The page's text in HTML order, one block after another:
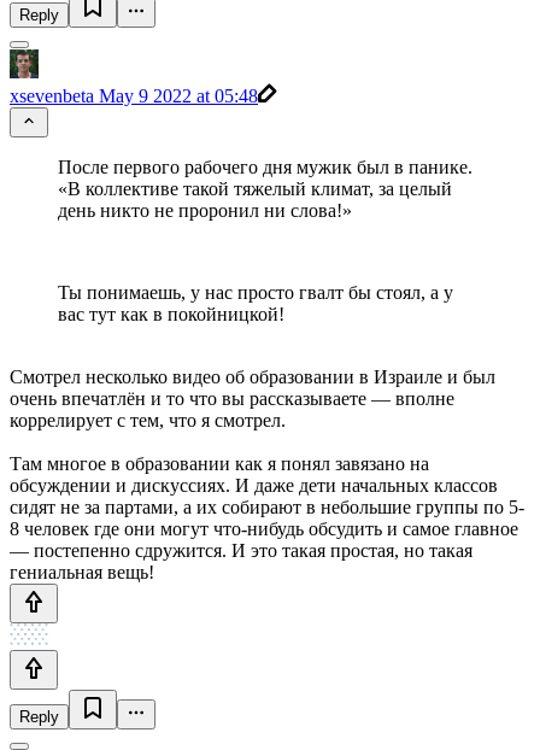
Reply
xsevenbeta May 9 2022 at 05:48
После первого рабочего дня мужик был в панике.
«В коллективе такой тяжелый климат, за целый
день никто не проронил ни слова!»
Ты понимаешь, у нас просто гвалт бы стоял, а у
вас тут как в покойницкой!
Смотрел несколько видео об образовании в Израиле и был
очень впечатлён и то что вы рассказываете — вполне
коррелирует с тем, что я смотрел.
Там многое в образовании как я понял завязано на
обсуждении и дискуссиях. И даже дети начальных классов
сидят не за партами, а их собирают в небольшие группы по 5-
8 человек где они могут что-нибудь обсудить и самое главное
— постепенно сдружится. И это такая простая, но такая
гениальная вещь!
Reply